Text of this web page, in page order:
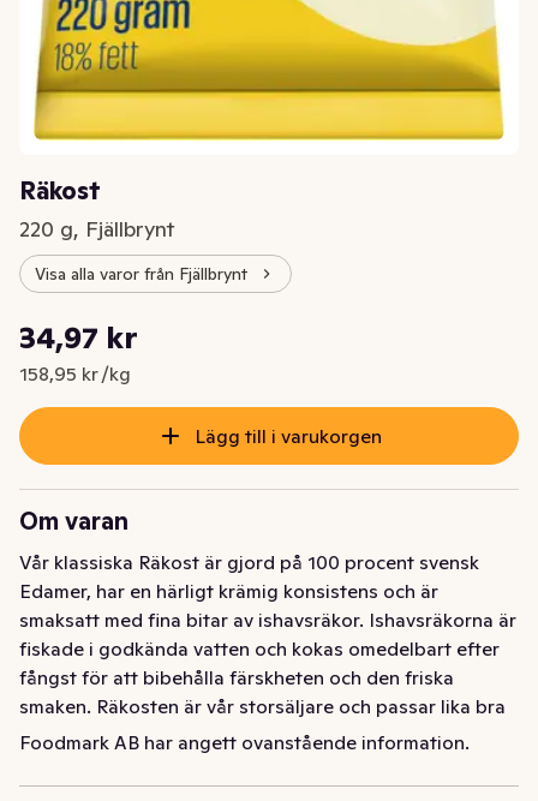
Räkost
220 g, Fjällbrynt
Visa alla varor från Fjällbrynt
Nuvarande pris är: 34,97 kr
34,97 kr
158,95 kr /kg
Styckpris: 158,95 kr /kg
Lägg till i varukorgen
Om varan
Vår klassiska Räkost är gjord på 100 procent svensk
Edamer, har en härligt krämig konsistens och är
smaksatt med fina bitar av ishavsräkor. Ishavsräkorna är
fiskade i godkända vatten och kokas omedelbart efter
fångst för att bibehålla färskheten och den friska
smaken. Räkosten är vår storsäljare och passar lika bra
på frukostmackan som till den snabba smörgåstårtan.
Foodmark AB har angett ovanstående information.